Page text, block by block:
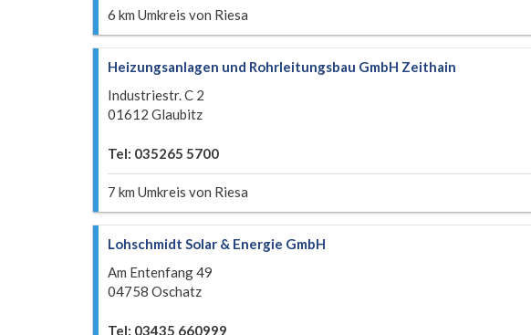
6 km Umkreis von Riesa
Heizungsanlagen und Rohrleitungsbau GmbH Zeithain
Industriestr. C 2
01612 Glaubitz
Tel: 035265 5700
7 km Umkreis von Riesa
Lohschmidt Solar & Energie GmbH
Am Entenfang 49
04758 Oschatz
Tel: 03435 660999